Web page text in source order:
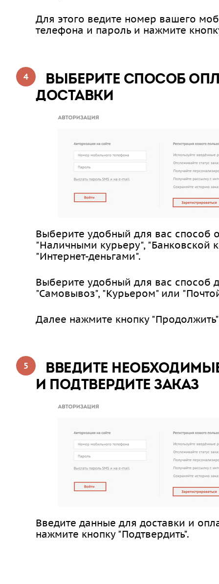
Для этого ведите номер вашего
телефона и пароль и нажмите
ВЫБЕРИТЕ СПОСОБ
ДОСТАВКИ
Выберите удобный для вас способ
"Наличными курьеру", "Банковской
"Интернет-деньгами".
Выберите удобный для вас способ
"Самовывоз", "Курьером" или
Далее нажмите кнопку "Продолжить"
ВВЕДИТЕ
И ПОДТВЕРДИТЕ ЗАКАЗ
Введите данные для доставки и
нажмите кнопку "Подтвердить".